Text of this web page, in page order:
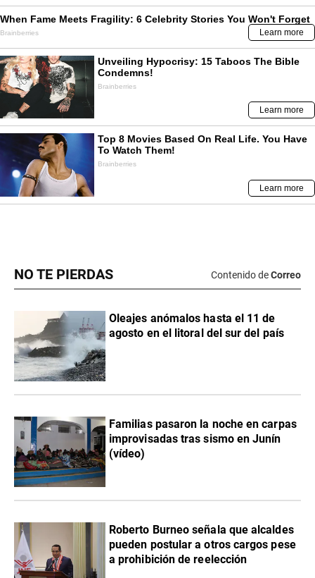
NO TE PIERDAS Contenido deCorreo
Oleajes anómalos hasta el 11 de
agosto en el litoral del sur del país
Familias pasaron la noche en carpas
improvisadas tras sismo en Junín
(vídeo)
Roberto Burneo señala que alcaldes
pueden postular a otros cargos pese
a prohibición de reelección